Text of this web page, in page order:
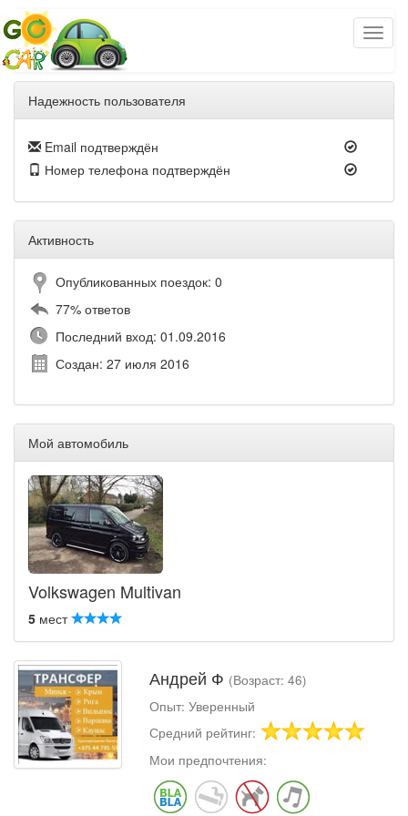
Надежность пользователя
Email подтверждён
Номер телефона подтверждён
Активность
Опубликованных поездок: 0
77% ответов
Последний вход: 01.09.2016
Создан: 27 июля 2016
Мой автомобиль
Volkswagen Multivan
5 мест
Андрей Ф (Возраст: 46)
Опыт: Уверенный
Средний рейтинг:
Мои предпочтения: